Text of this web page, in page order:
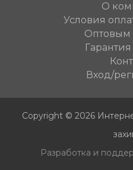
О
Условия
Оптовым
Вход/
Copyright © 2026
Разработка и